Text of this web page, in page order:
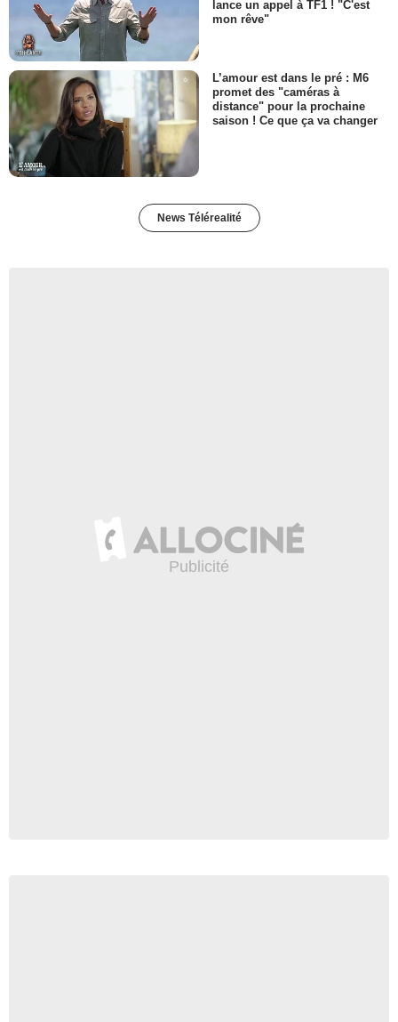
lance un appel à TF1 ! "C'est
mon rêve"
L’amour est dans le pré : M6
promet des "caméras à
distance" pour la prochaine
saison ! Ce que ça va changer
News Télérealité